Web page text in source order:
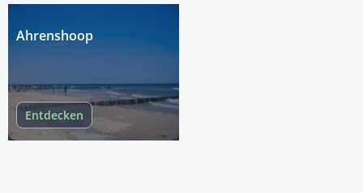
Ahrenshoop
Entdecken